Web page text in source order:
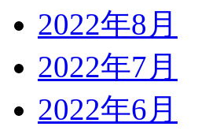
2022年8月
2022年7月
2022年6月